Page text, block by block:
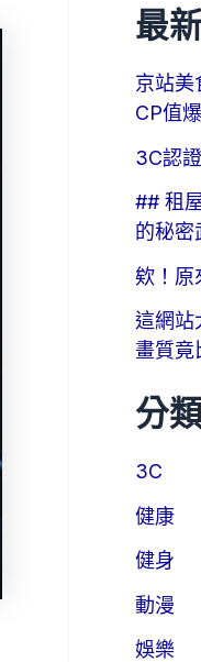
最
京站美
CP值
3C認
## 租
的秘密
欸！原
這網站
畫質竟
分
3C
健康
健身
動漫
娛樂